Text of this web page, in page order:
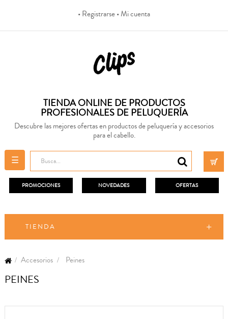
• Registrarse• Mi cuenta
TIENDA ONLINE DE PRODUCTOS
PROFESIONALES DE PELUQUERÍA
Descubre las mejores ofertas en productos de peluquería y accesorios
para el cabello.
Navegación
de
palanca
☰
PROMOCIONES NOVEDADES OFERTAS
TIENDA
Accesorios Peines
PEINES